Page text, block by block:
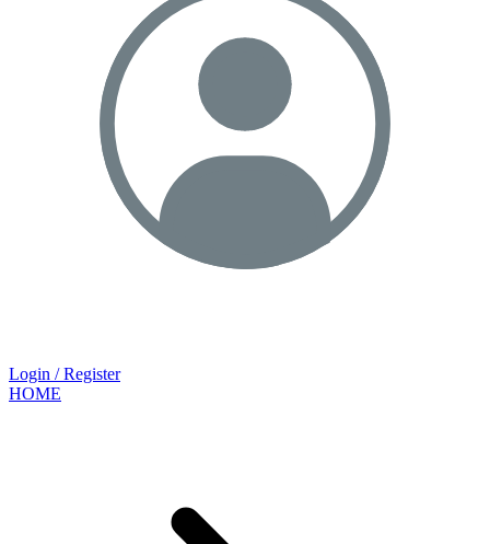
Login / Register
HOME